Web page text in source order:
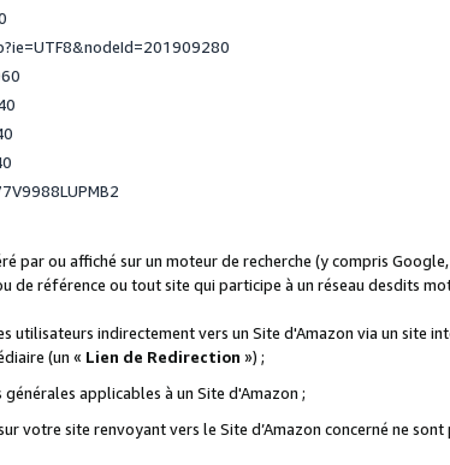
par ou affiché sur un moteur de recherche (y compris
référence ou tout site qui participe à un réseau desdits
indirectement vers un Site d'Amazon via un site
(un « Lien de Redirection ») ;
applicables à un Site d'Amazon ;
votre site renvoyant vers le Site d’Amazon concerné ne